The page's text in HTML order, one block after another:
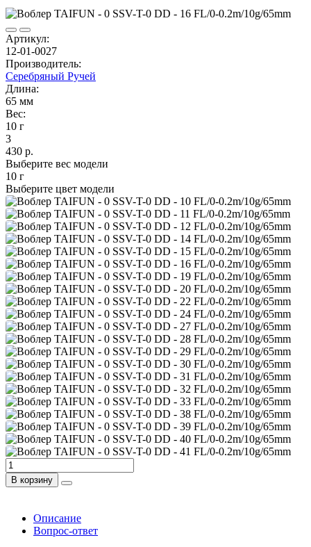
Артикул:
12-01-0027
Производитель:
Серебряный Ручей
Длина:
65 мм
Вес:
10 г
3
430 р.
Выберите вес модели
10 г
Выберите цвет модели
В корзину
Описание
Вопрос-ответ